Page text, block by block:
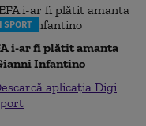
SPORT
i-ar fi plătit amanta
Infantino
aplicația Digi